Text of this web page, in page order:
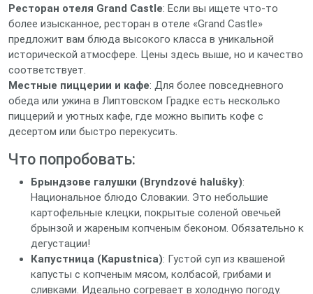
Ресторан отеля Grand Castle: Если вы ищете что-то
более изысканное, ресторан в отеле «Grand Castle»
предложит вам блюда высокого класса в уникальной
исторической атмосфере. Цены здесь выше, но и качество
соответствует.
Местные пиццерии и кафе: Для более повседневного
обеда или ужина в Липтовском Градке есть несколько
пиццерий и уютных кафе, где можно выпить кофе с
десертом или быстро перекусить.
Что попробовать:
Брындзове галушки (Bryndzové halušky):
Национальное блюдо Словакии. Это небольшие
картофельные клецки, покрытые соленой овечьей
брынзой и жареным копченым беконом. Обязательно к
дегустации!
Капустница (Kapustnica): Густой суп из квашеной
капусты с копченым мясом, колбасой, грибами и
сливками. Идеально согревает в холодную погоду.